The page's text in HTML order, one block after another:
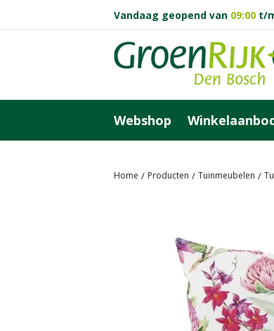
Home Producten Tuinmeubelen
Vandaag geopend van 09:00 t/
Webshop